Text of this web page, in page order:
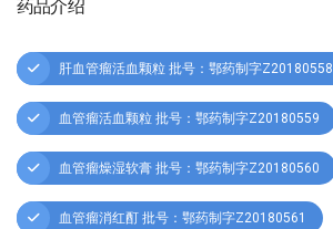
药品介绍
肝血管瘤活血颗粒 批号：鄂药制字Z20180558
血管瘤活血颗粒 批号：鄂药制字Z20180559
血管瘤燥湿软膏 批号：鄂药制字Z20180560
血管瘤消红酊 批号：鄂药制字Z20180561